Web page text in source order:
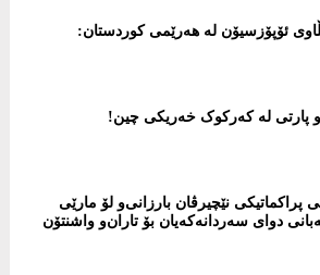
ئۆپۆزسیۆن لە هەرێمی کوردستان:
و پارتی لە کەرکوک خەریکی چین!
پراکماتیکی نێچیرڤان بارزانی‌و لۆ مارێی
دوای سەردانەکەیان بۆ تاران‌و واشنتۆن